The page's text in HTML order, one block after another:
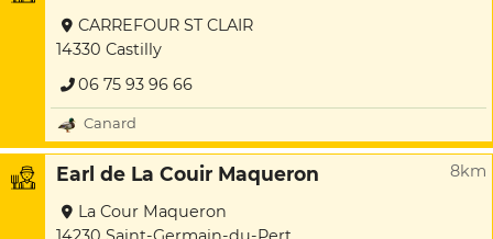
CARREFOUR ST CLAIR
14330 Castilly
06 75 93 96 66
Canard
Earl de La Couir Maqueron 8km
La Cour Maqueron